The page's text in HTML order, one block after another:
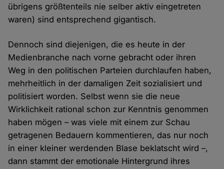
übrigens größtenteils nie selber aktiv eingetreten
waren) sind entsprechend gigantisch.
Dennoch sind diejenigen, die es heute in der
Medienbranche nach vorne gebracht oder ihren
Weg in den politischen Parteien durchlaufen haben,
mehrheitlich in der damaligen Zeit sozialisiert und
politisiert worden. Selbst wenn sie die neue
Wirklichkeit rational schon zur Kenntnis genommen
haben mögen – was viele mit einem zur Schau
getragenen Bedauern kommentieren, das nur noch
in einer kleiner werdenden Blase beklatscht wird –,
dann stammt der emotionale Hintergrund ihres